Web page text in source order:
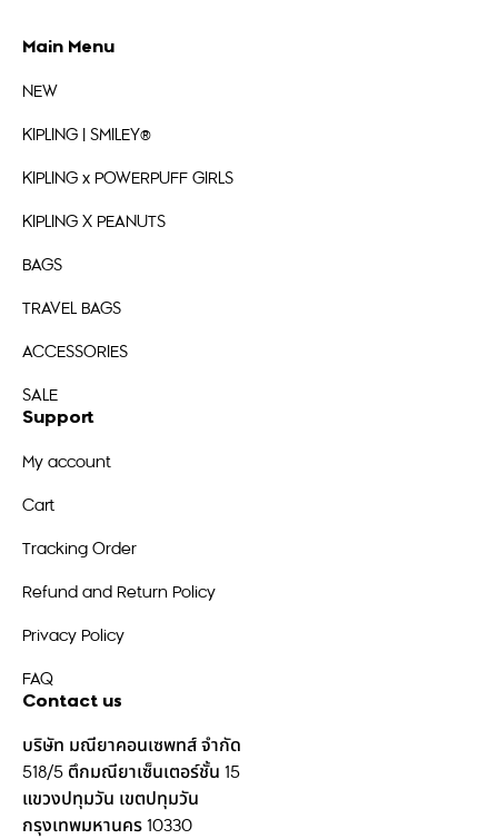
Main Menu
NEW
KIPLING | SMILEY®
KIPLING x POWERPUFF GIRLS
KIPLING X PEANUTS
BAGS
TRAVEL BAGS
ACCESSORIES
SALE
Support
My account
Cart
Tracking Order
Refund and Return Policy
Privacy Policy
FAQ
Contact us
บริษัท มณียาคอนเซพทส์ จำกัด
518/5 ตึกมณียาเซ็นเตอร์ชั้น 15
แขวงปทุมวัน เขตปทุมวัน
กรุงเทพมหานคร 10330